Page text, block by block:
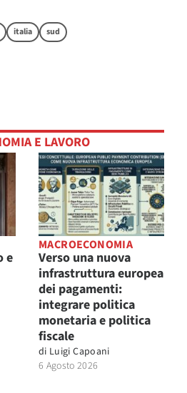
italia sud
E LAVORO
e
MACROECONOMIA
Verso una nuova
infrastruttura europea
dei pagamenti:
integrare politica
monetaria e politica
fiscale
di Luigi Capoani
6 Agosto 2026